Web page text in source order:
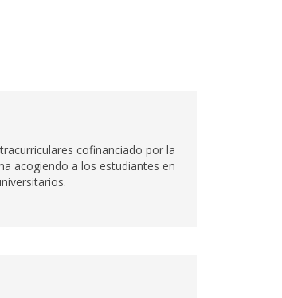
cofinanciado por la
acogiendo a los estudiantes en